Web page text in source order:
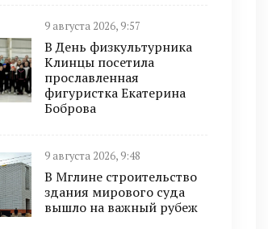
9 августа 2026, 9:57
В День физкультурника
Клинцы посетила
прославленная
фигуристка Екатерина
Боброва
9 августа 2026, 9:48
В Мглине строительство
здания мирового суда
вышло на важный рубеж